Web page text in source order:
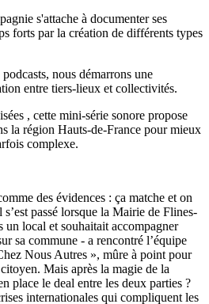
s'attache à documenter ses
forts par la création de différents types
nous démarrons une
entre tiers-lieux et collectivités.
, cette mini-série sonore propose
la région Hauts-de-France pour mieux
complexe.
des évidences : ça matche et on
passé lorsque la Mairie de Flines-
un local et souhaitait accompagner
sa commune - a rencontré l’équipe
Nous Autres », mûre à point pour
Mais après la magie de la
place le deal entre les deux parties ?
internationales qui compliquent les